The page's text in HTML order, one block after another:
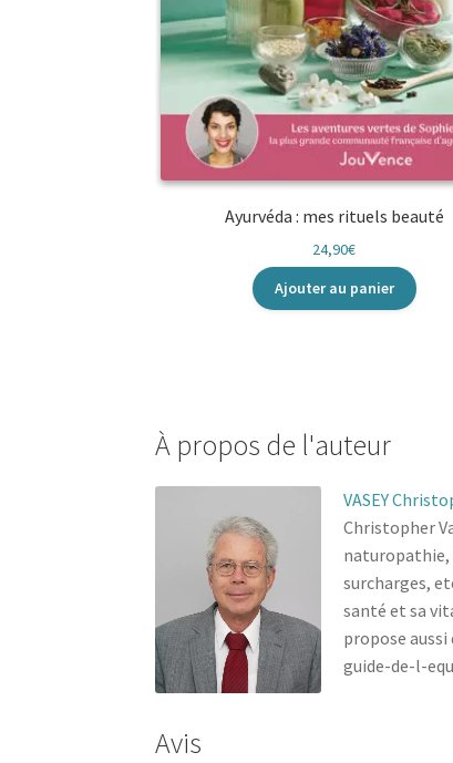
Ayurvéda : mes rituels beauté
24,90€
Ajouter au panier
À propos de l'auteur
VASEY
Christopher
naturopathie,
surcharges,
santé et sa
propose
guide-de-l-
Avis